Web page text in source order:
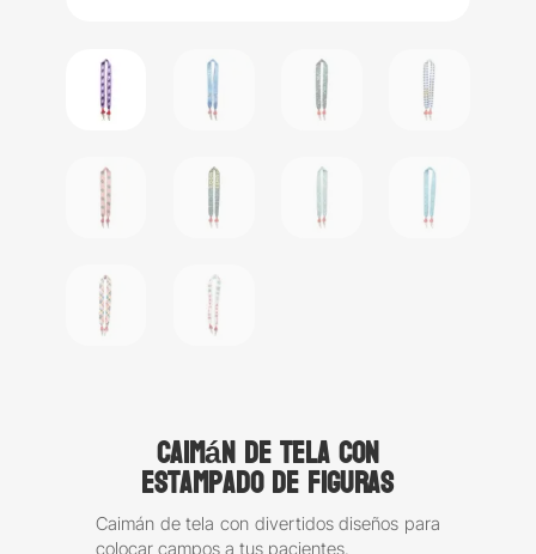
Caimán de tela con
estampado de figuras
Caimán de tela con divertidos diseños para
colocar campos a tus pacientes.